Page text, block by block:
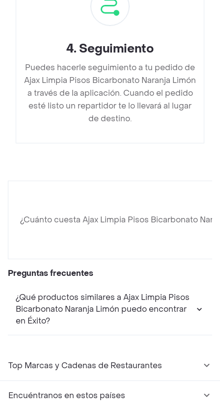
4. Seguimiento
Puedes hacerle seguimiento a tu pedido de
Ajax Limpia Pisos Bicarbonato Naranja Limón
a través de la aplicación. Cuando el pedido
esté listo un repartidor te lo llevará al lugar
de destino.
¿Cuánto cuesta Ajax Limpia Pisos Bicarbonato
Preguntas frecuentes
¿Qué productos similares a Ajax Limpia Pisos
Bicarbonato Naranja Limón puedo encontrar
en Éxito?
Top Marcas y Cadenas de Restaurantes
Encuéntranos en estos países